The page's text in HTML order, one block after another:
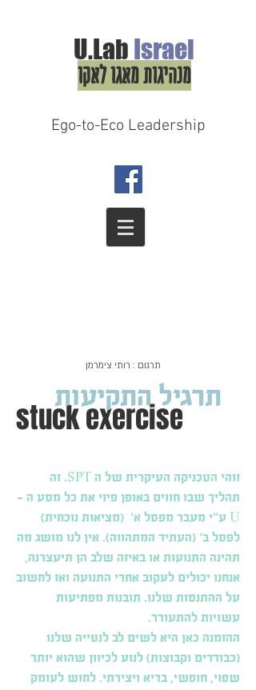
U.Lab Israel
מנהיגות מאגו לאקו
Ego-to-Eco Leadership
תרגום : רותי צימרמן
stuck exercise
תרגיל התקיעות
זוהי הטכניקה העיקרית של ה SPT. זה
תהליך שבו חווים באופן פיזי את כל מסע ה -
U ע"י מעבר מפסל א' (מציאות נוכחית)
לפסל ב' (העתיד המתהווה). אין לנו מושג מה
תהינה התנועות או באיזה שלב הן תיעצרנה,
אנחנו יכולים לעקוב אחרי התנועה ואז לחשוב
על ההתנסות שלנו. תובנות מפתיעות
עשויות להתעורר.
ההזמנה כאן היא לשים לב לנטייה שלנו
(כבודדים וקבוצות) לנוע לכיוון שהוא יותר
שפוי, חופשי, בריא ויצירתי. לחוש לעומק